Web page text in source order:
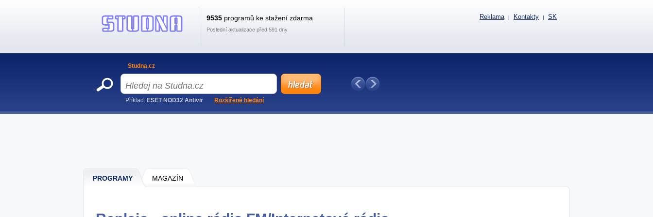
PROGRAMY MAGAZÍN
9535 programů ke stažení zdarma
Poslední aktualizace před 591 dny
Reklama | Kontakty | SK
Studna.cz
Příklad: ESET NOD32 Antivir Rozšířené hledání